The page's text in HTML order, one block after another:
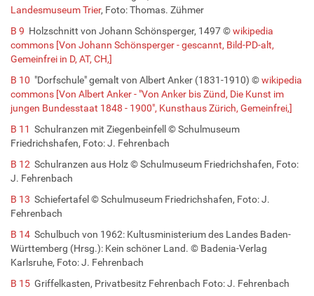
Landesmuseum Trier, Foto: Thomas. Zühmer
B 9 Holzschnitt von Johann Schönsperger, 1497 ©wikipedia
commons [Von Johann Schönsperger - gescannt, Bild-PD-alt,
Gemeinfrei in D, AT, CH,]
B 10 "Dorfschule" gemalt von Albert Anker (1831-1910) ©wikipedia
commons [Von Albert Anker - "Von Anker bis Zünd, Die Kunst im
jungen Bundesstaat 1848 - 1900", Kunsthaus Zürich, Gemeinfrei,]
B 11 Schulranzen mit Ziegenbeinfell © Schulmuseum
Friedrichshafen, Foto: J. Fehrenbach
B 12 Schulranzen aus Holz © Schulmuseum Friedrichshafen, Foto:
J. Fehrenbach
B 13 Schiefertafel © Schulmuseum Friedrichshafen, Foto: J.
Fehrenbach
B 14 Schulbuch von 1962: Kultusministerium des Landes Baden-
Württemberg (Hrsg.): Kein schöner Land. © Badenia-Verlag
Karlsruhe, Foto: J. Fehrenbach
B 15 Griffelkasten, Privatbesitz Fehrenbach Foto: J. Fehrenbach